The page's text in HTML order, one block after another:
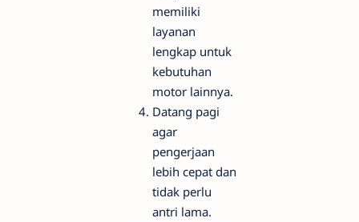
memiliki
layanan
lengkap untuk
kebutuhan
motor lainnya.
Datang pagi
agar
pengerjaan
lebih cepat dan
tidak perlu
antri lama.